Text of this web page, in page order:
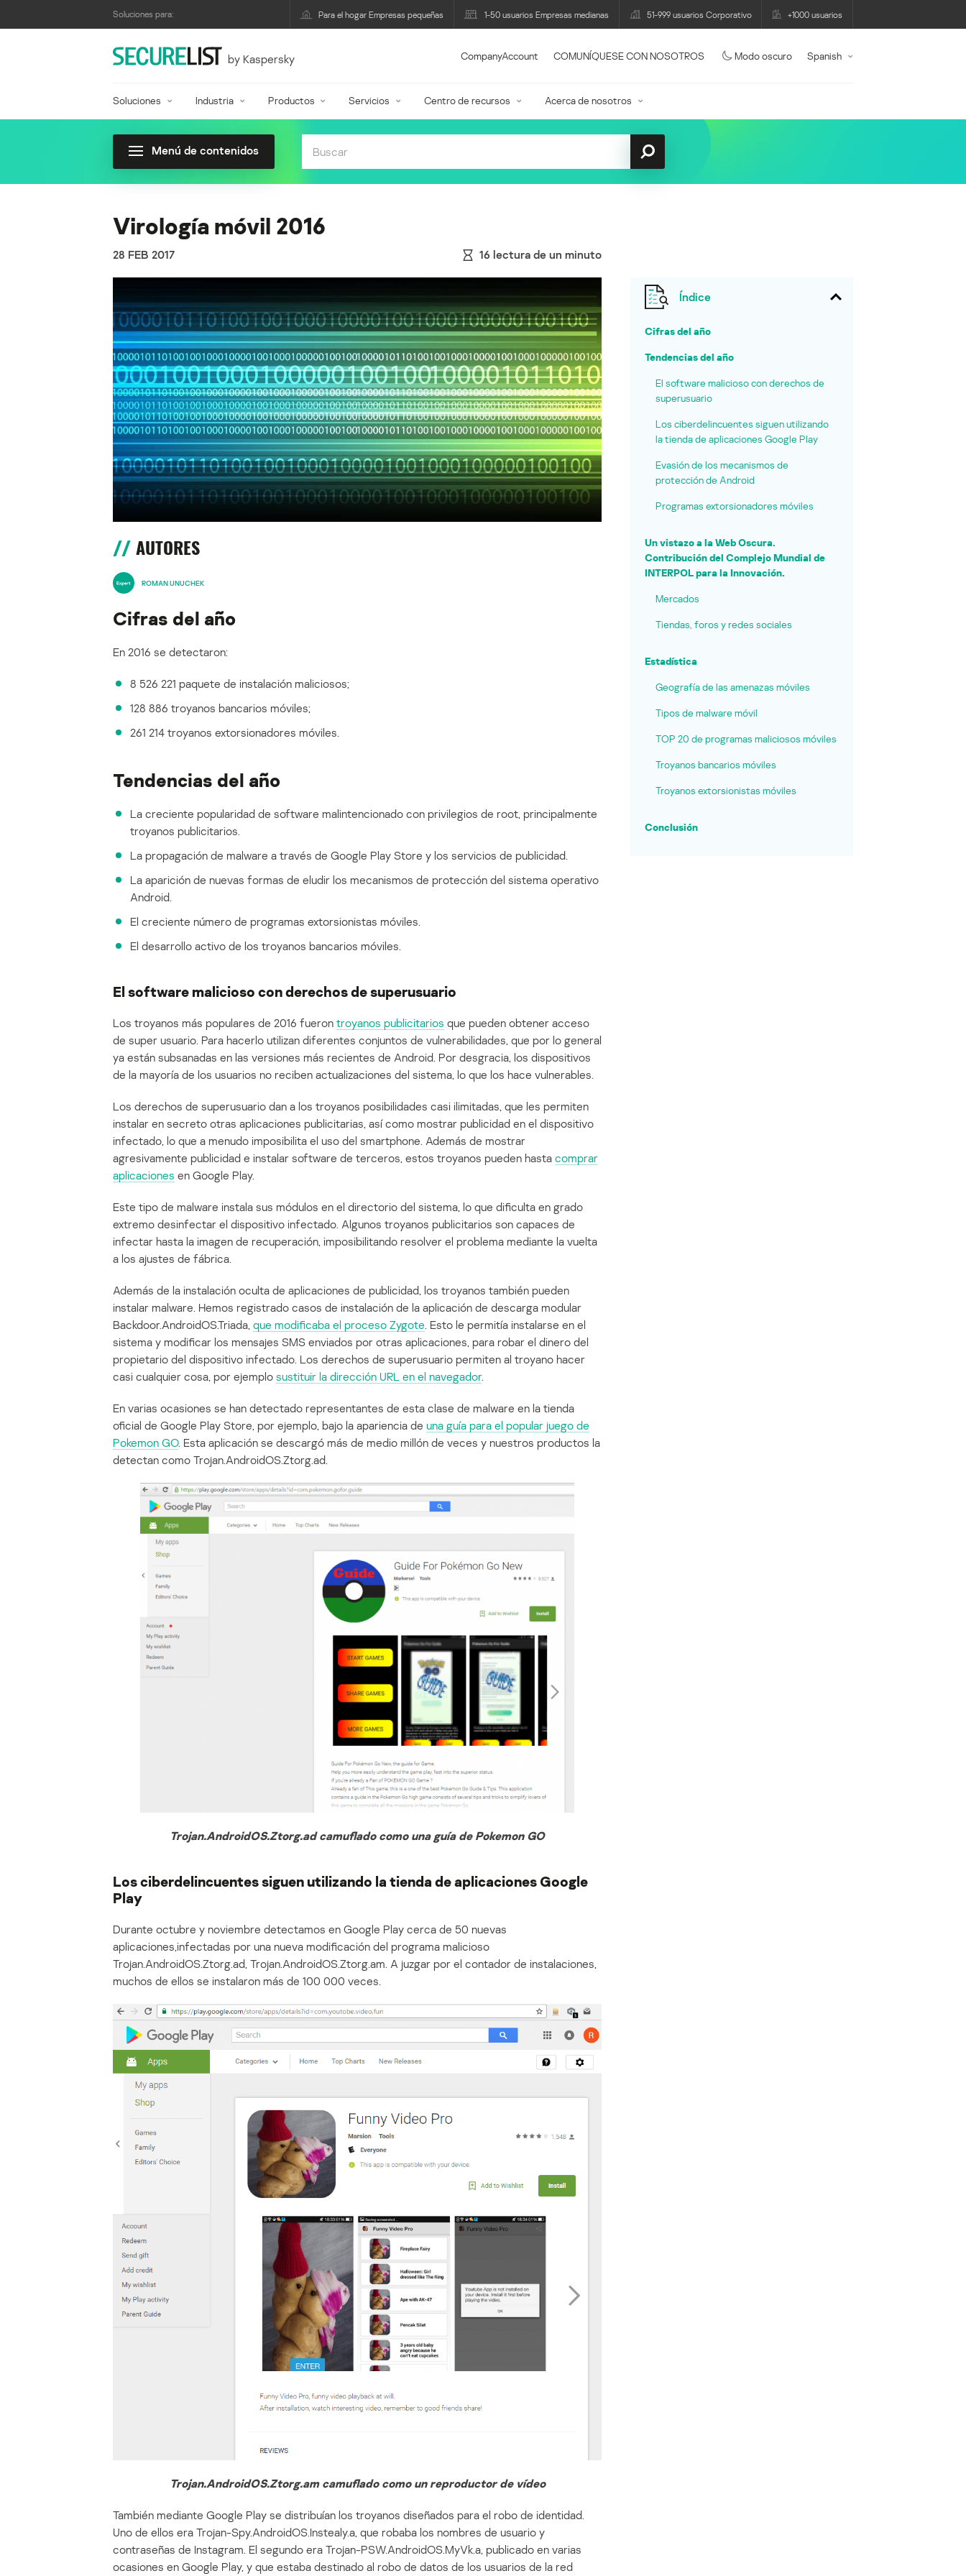
Soluciones para: Para el hogar Empresas pequeñas 1-50 usuarios Empresas medianas 51-999 usuarios Corporativo +1000 usuarios
by Kaspersky CompanyAccount COMUNÍQUESE CON NOSOTROS Modo oscuro Spanish
Soluciones Industria Productos Servicios Centro de recursos Acerca de nosotros
Menú de contenidos
Virología móvil 2016
28 FEB 2017 16 lectura de un minuto
AUTORES
ROMAN UNUCHEK
Cifras del año
En 2016 se detectaron:
8 526 221 paquete de instalación maliciosos;
128 886 troyanos bancarios móviles;
261 214 troyanos extorsionadores móviles.
Tendencias del año
La creciente popularidad de software malintencionado con privilegios de root, principalmente
troyanos publicitarios.
La propagación de malware a través de Google Play Store y los servicios de publicidad.
La aparición de nuevas formas de eludir los mecanismos de protección del sistema operativo
Android.
El creciente número de programas extorsionistas móviles.
El desarrollo activo de los troyanos bancarios móviles.
El software malicioso con derechos de superusuario
Los troyanos más populares de 2016 fueron troyanos publicitarios que pueden obtener acceso
de super usuario. Para hacerlo utilizan diferentes conjuntos de vulnerabilidades, que por lo general
ya están subsanadas en las versiones más recientes de Android. Por desgracia, los dispositivos
de la mayoría de los usuarios no reciben actualizaciones del sistema, lo que los hace vulnerables.
Los derechos de superusuario dan a los troyanos posibilidades casi ilimitadas, que les permiten
instalar en secreto otras aplicaciones publicitarias, así como mostrar publicidad en el dispositivo
infectado, lo que a menudo imposibilita el uso del smartphone. Además de mostrar
agresivamente publicidad e instalar software de terceros, estos troyanos pueden hasta comprar
aplicaciones en Google Play.
Este tipo de malware instala sus módulos en el directorio del sistema, lo que dificulta en grado
extremo desinfectar el dispositivo infectado. Algunos troyanos publicitarios son capaces de
infectar hasta la imagen de recuperación, imposibilitando resolver el problema mediante la vuelta
a los ajustes de fábrica.
Además de la instalación oculta de aplicaciones de publicidad, los troyanos también pueden
instalar malware. Hemos registrado casos de instalación de la aplicación de descarga modular
Backdoor.AndroidOS.Triada, que modificaba el proceso Zygote. Esto le permitía instalarse en el
sistema y modificar los mensajes SMS enviados por otras aplicaciones, para robar el dinero del
propietario del dispositivo infectado. Los derechos de superusuario permiten al troyano hacer
casi cualquier cosa, por ejemplo sustituir la dirección URL en el navegador.
En varias ocasiones se han detectado representantes de esta clase de malware en la tienda
oficial de Google Play Store, por ejemplo, bajo la apariencia de una guía para el popular juego de
Pokemon GO. Esta aplicación se descargó más de medio millón de veces y nuestros productos la
detectan como Trojan.AndroidOS.Ztorg.ad.
Trojan.AndroidOS.Ztorg.ad camuflado como una guía de Pokemon GO
Los ciberdelincuentes siguen utilizando la tienda de aplicaciones Google
Play
Durante octubre y noviembre detectamos en Google Play cerca de 50 nuevas
aplicaciones,infectadas por una nueva modificación del programa malicioso
Trojan.AndroidOS.Ztorg.ad, Trojan.AndroidOS.Ztorg.am. A juzgar por el contador de instalaciones,
muchos de ellos se instalaron más de 100 000 veces.
Trojan.AndroidOS.Ztorg.am camuflado como un reproductor de vídeo
También mediante Google Play se distribuían los troyanos diseñados para el robo de identidad.
Uno de ellos era Trojan-Spy.AndroidOS.Instealy.a, que robaba los nombres de usuario y
contraseñas de Instagram. El segundo era Trojan-PSW.AndroidOS.MyVk.a, publicado en varias
ocasiones en Google Play, y que estaba destinado al robo de datos de los usuarios de la red
Índice
Cifras del año
Tendencias del año
El software malicioso con derechos de
superusuario
Los ciberdelincuentes siguen utilizando
la tienda de aplicaciones Google Play
Evasión de los mecanismos de
protección de Android
Programas extorsionadores móviles
Un vistazo a la Web Oscura.
Contribución del Complejo Mundial de
INTERPOL para la Innovación.
Mercados
Tiendas, foros y redes sociales
Estadística
Geografía de las amenazas móviles
Tipos de malware móvil
TOP 20 de programas maliciosos móviles
Troyanos bancarios móviles
Troyanos extorsionistas móviles
Conclusión